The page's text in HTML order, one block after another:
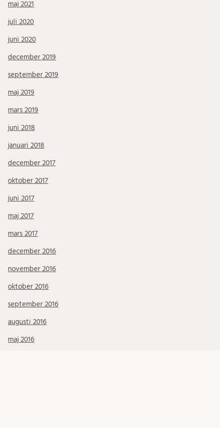
maj 2021
juli 2020
juni 2020
december 2019
september 2019
maj 2019
mars 2019
juni 2018
januari 2018
december 2017
oktober 2017
juni 2017
maj 2017
mars 2017
december 2016
november 2016
oktober 2016
september 2016
augusti 2016
maj 2016